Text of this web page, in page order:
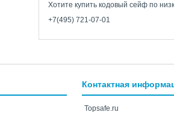
Хотите купить кодовый сейф по
+7(495) 721-07-01
Контактная
Topsafe.ru